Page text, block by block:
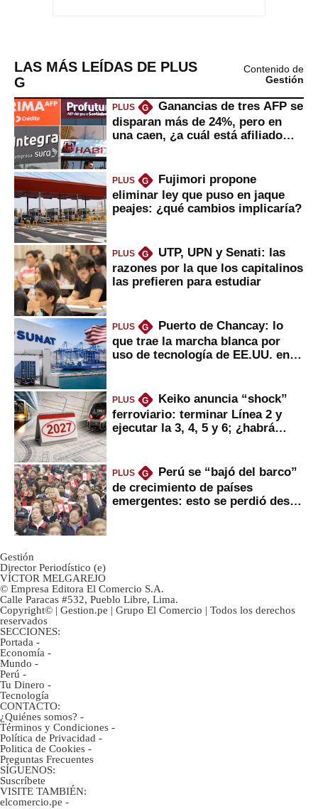
LAS MÁS LEÍDAS DE PLUS
G
Contenido de
Gestión
PLUS G
Ganancias de tres AFP se
disparan más de 24%, pero en
una caen, ¿a cuál está afiliado
PLUS G
Fujimori propone
eliminar ley que puso en jaque
peajes: ¿qué cambios implicaría?
PLUS G
UTP, UPN y Senati: las
razones por la que los capitalinos
las prefieren para estudiar
PLUS G
Puerto de Chancay: lo
que trae la marcha blanca por
uso de tecnología de EE.UU. en
PLUS G
Keiko anuncia “shock”
ferroviario: terminar Línea 2 y
ejecutar la 3, 4, 5 y 6; ¿habrá
PLUS G
Perú se “bajó del barco”
de crecimiento de países
emergentes: esto se perdió desde
Gestión
Director Periodístico (e)
VÍCTOR MELGAREJO
© Empresa Editora El Comercio S.A.
Calle Paracas #532, Pueblo Libre, Lima.
Copyright© | Gestion.pe | Grupo El Comercio | Todos los derechos
reservados
SECCIONES:
Portada -
Economía -
Mundo -
Perú -
Tu Dinero -
Tecnología
CONTACTO:
¿Quiénes somos? -
Términos y Condiciones -
Política de Privacidad -
Politica de Cookies -
Preguntas Frecuentes
SÍGUENOS:
Suscríbete
VISITE TAMBIÉN:
elcomercio.pe -